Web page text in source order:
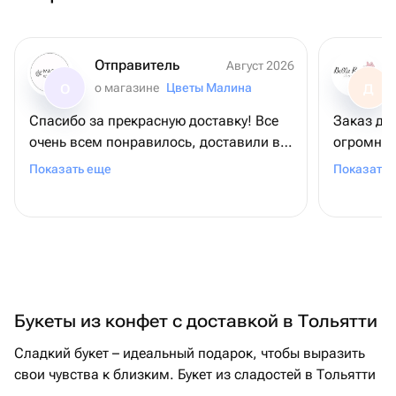
Отправитель
Август 2026
о магазине Цветы Малина
Спасибо за прекрасную доставку! Все
очень всем понравилось, доставили в
срок, цветы в прекрасном состоянии,
Показать еще
Д
Заказ
всему
Показать
Букеты из конфет с доставкой в Тольятти
Сладкий букет – идеальный подарок, чтобы выразить
свои чувства к близким. Букет из сладостей в Тольятти